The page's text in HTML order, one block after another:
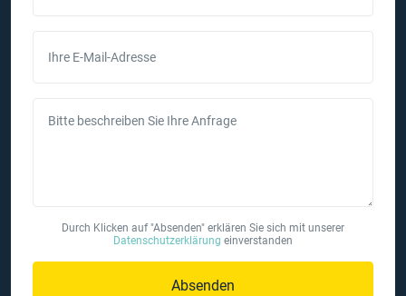
Ihre E-Mail-Adresse
Bitte beschreiben Sie Ihre Anfrage
Durch Klicken auf "Absenden" erklären Sie sich mit unserer
Datenschutzerklärung einverstanden
Absenden